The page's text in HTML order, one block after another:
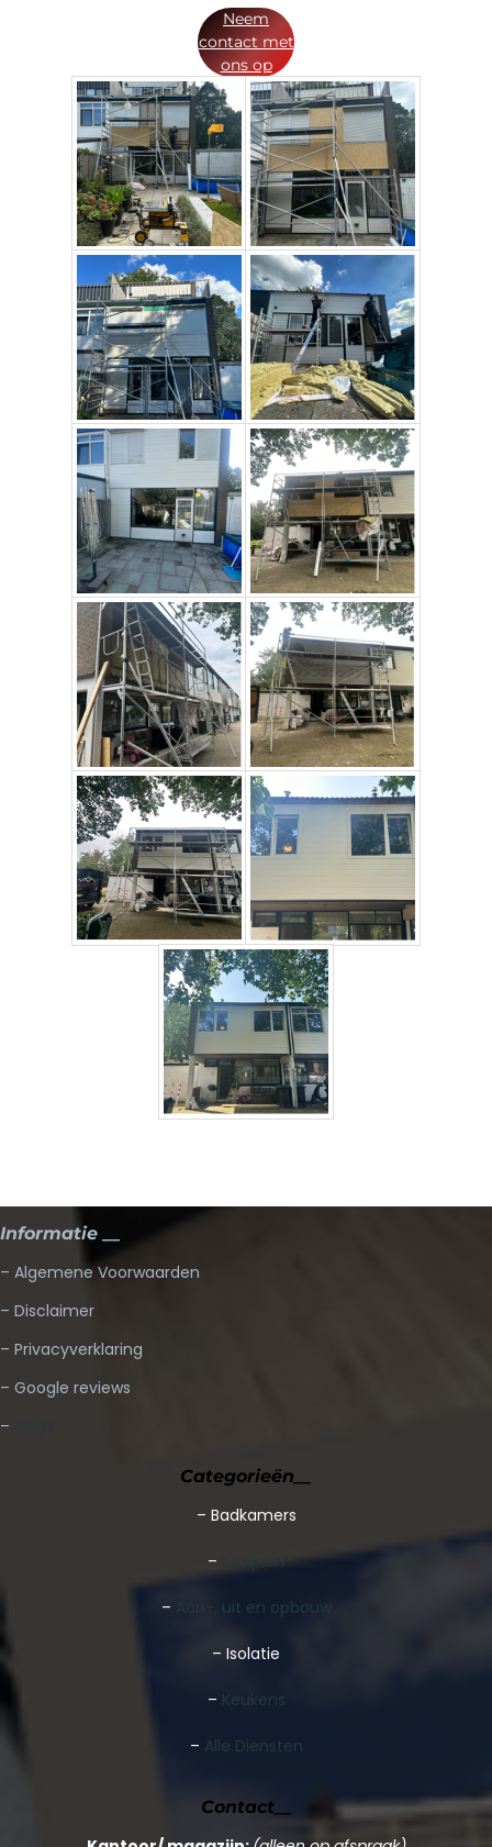
Neem
contact met
ons op
Informatie __
– Algemene Voorwaarden
– Disclaimer
– Privacyverklaring
– Google reviews
–
Categorieën__
– Badkamers
– Kozijnen
– Aan-, uit en opbouw
– Isolatie
– Keukens
– Alle Diensten
Contact__